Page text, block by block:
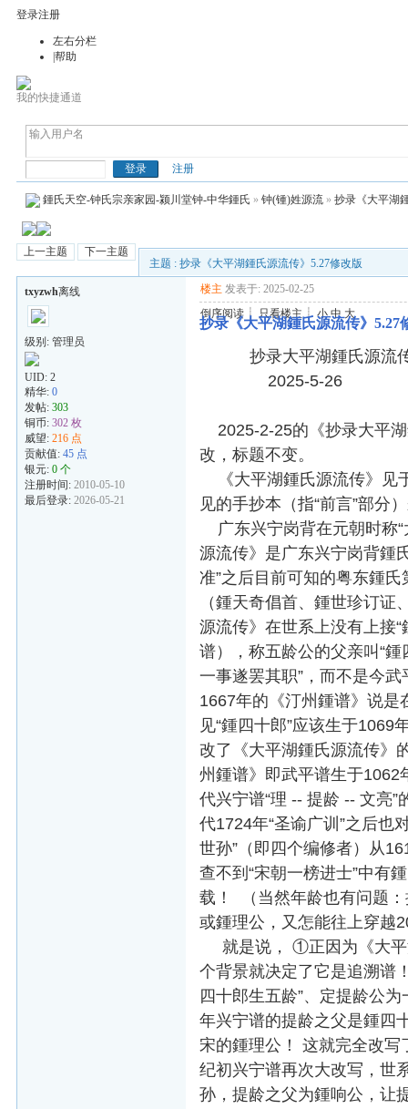
登录注册
左右分栏
|帮助
我的快捷通道
钟(鍾)氏天空
注册
鍾氏天空-钟氏宗亲家园-颍川堂钟-中华鍾氏 » 钟(锺)姓源流» 抄录《大平湖
上一主题
下一主题
主题 : 抄录《大平湖鍾氏源流传》5.27修改版
txyzwh离线
级别: 管理员
UID: 2
精华: 0
发帖: 303
铜币: 302 枚
威望: 216 点
贡献值: 45 点
银元: 0 个
注册时间: 2010-05-10
最后登录: 2026-05-21
楼主 发表于: 2025-02-25
倒序阅读 ┊ 只看楼主 ┊ 小 中 大
抄录《大平湖鍾氏源流传》5.27
抄录大平湖鍾氏源流传
2025-5-26
2025-2-25的《抄录大平湖
改，标题不变。
《大平湖鍾氏源流传》见
见的手抄本（指“前言”部分
广东兴宁岗背在元朝时称“
源流传》是广东兴宁岗背鍾
准”之后目前可知的粤东鍾
（鍾天奇倡首、鍾世珍订
源流传》在世系上没有上接
谱），称五龄公的父亲叫“
一事遂罢其职”，而不是今
1667年的《汀州鍾谱》说是
见“鍾四十郎”应该生于1069
改了《大平湖鍾氏源流传》
州鍾谱》即武平谱生于1062
代兴宁谱“理 -- 提龄 -- 文亮
代1724年“圣谕广训”之后也
世孙”（即四个编修者）从
查不到“宋朝一榜进士”中有
载！ （当然年龄也有问题
或鍾理公，又怎能往上穿越
就是说， ①正因为《大平
个背景就决定了它是追溯谱
四十郎生五龄”、定提龄公
年兴宁谱的提龄之父是鍾四
宋的鍾理公！ 这就完全改
纪初兴宁谱再次大改写，世
孙，提龄之父为鍾响公，让